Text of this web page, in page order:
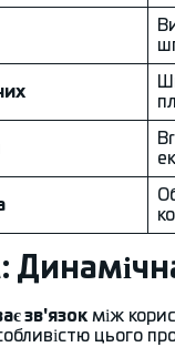
зв'язок між
цього